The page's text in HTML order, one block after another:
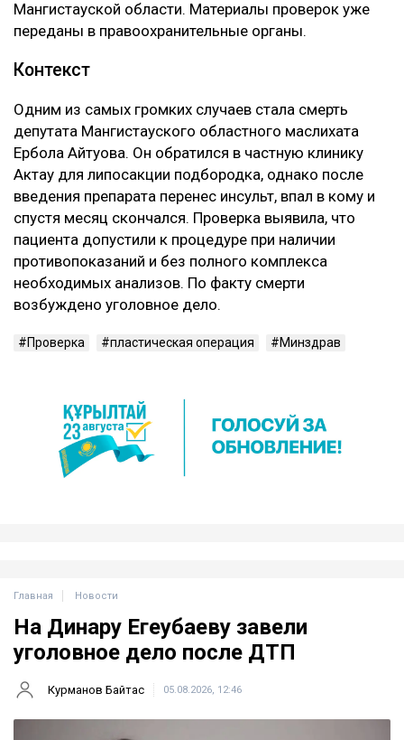
Мангистауской области. Материалы проверок уже
переданы в правоохранительные органы.
Контекст
Одним из самых громких случаев стала смерть
депутата Мангистауского областного маслихата
Ербола Айтуова. Он обратился в частную клинику
Актау для липосакции подбородка, однако после
введения препарата перенес инсульт, впал в кому и
спустя месяц скончался. Проверка выявила, что
пациента допустили к процедуре при наличии
противопоказаний и без полного комплекса
необходимых анализов. По факту смерти
возбуждено уголовное дело.
Проверка пластическая операция Минздрав
Главная Новости
На Динару Егеубаеву завели
уголовное дело после ДТП
Курманов Байтас 05.08.2026, 12:46